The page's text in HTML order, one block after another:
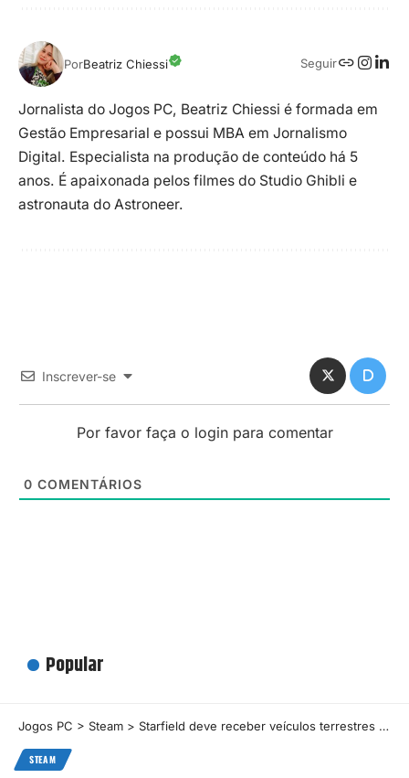
PorBeatriz Chiessi Seguir
Jornalista do Jogos PC, Beatriz Chiessi é formada em
Gestão Empresarial e possui MBA em Jornalismo
Digital. Especialista na produção de conteúdo há 5
anos. É apaixonada pelos filmes do Studio Ghibli e
astronauta do Astroneer.
Inscrever-se
Por favor faça o login para comentar
0 COMENTÁRIOS
Popular
Jogos PC > Steam > Starfield deve receber veículos terrestres em próxima atualização
STEAM